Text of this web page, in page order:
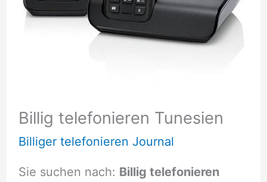
Billig telefonieren Tunesien
Billiger telefonieren Journal
Sie suchen nach: Billig telefonieren